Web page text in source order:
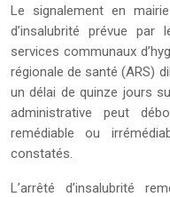
Le signalement en
d’insalubrité prévue
services communaux
régionale de santé (ARS)
un délai de quinze jours
administrative peut
remédiable ou
constatés.
L’arrêté d’insalubrité